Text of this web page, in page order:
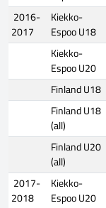
2016-
2017
Kiekko-
Espoo U18
Kiekko-
Espoo U20
Finland U18
Finland U18
(all)
Finland U20
(all)
2017-
2018
Kiekko-
Espoo U20